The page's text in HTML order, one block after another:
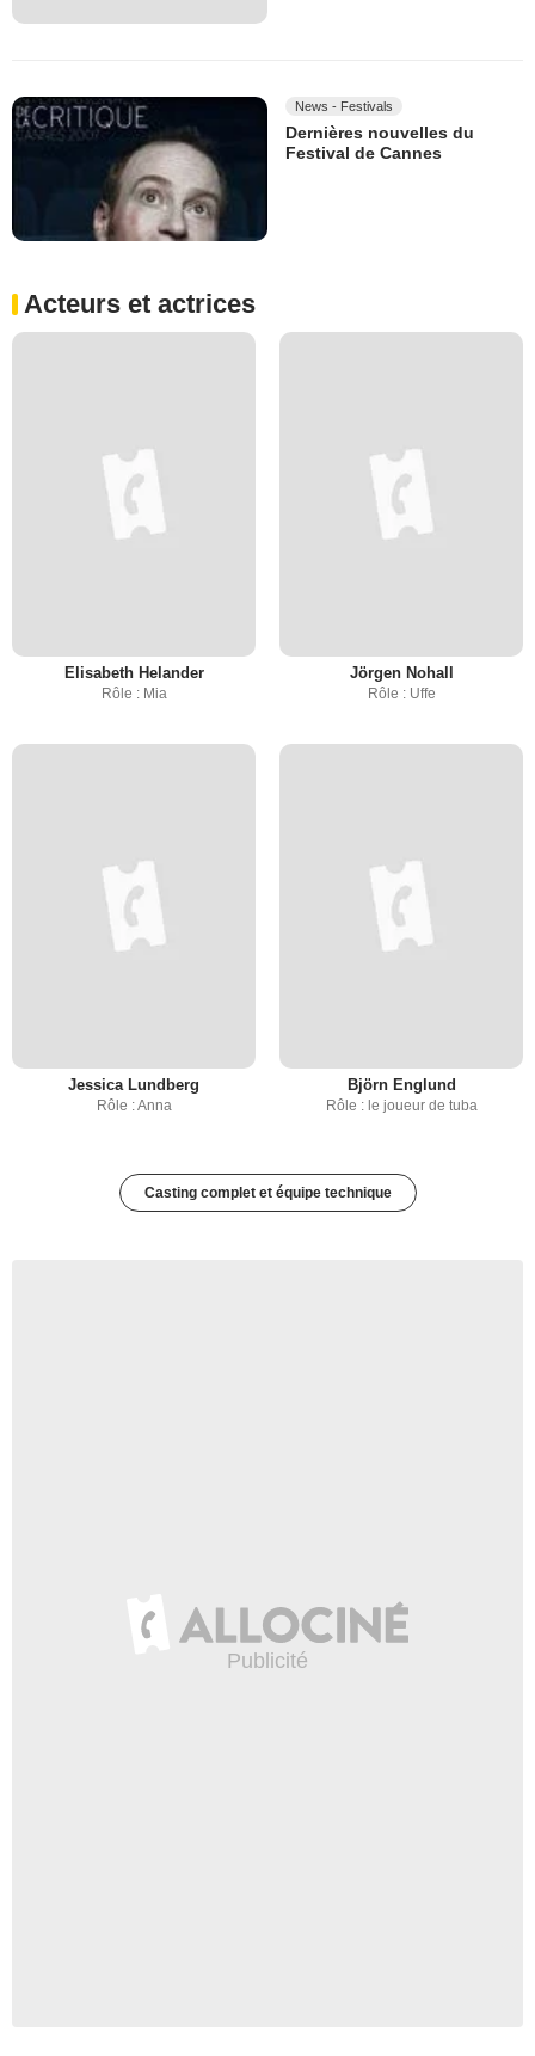
News - Festivals
Dernières nouvelles du
Festival de Cannes
Acteurs et actrices
Elisabeth Helander
Rôle : Mia
Jörgen Nohall
Rôle : Uffe
Jessica Lundberg
Rôle : Anna
Björn Englund
Rôle : le joueur de tuba
Casting complet et équipe technique